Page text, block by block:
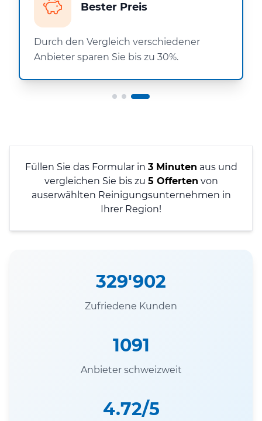
Bester Preis
Durch den Vergleich verschiedener
Anbieter sparen Sie bis zu 30%.
Füllen Sie das Formular in 3 Minuten aus und
vergleichen Sie bis zu 5 Offerten von
auserwählten Reinigungsunternehmen in
Ihrer Region!
329'902
Zufriedene Kunden
1091
Anbieter schweizweit
4.72/5